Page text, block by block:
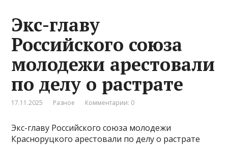
Экс-главу
Российского союза
молодежи арестовали
по делу о растрате
17.11.2025 Разное Комментарии: 0
Экс-главу Российского союза молодежи
Красноруцкого арестовали по делу о растрате